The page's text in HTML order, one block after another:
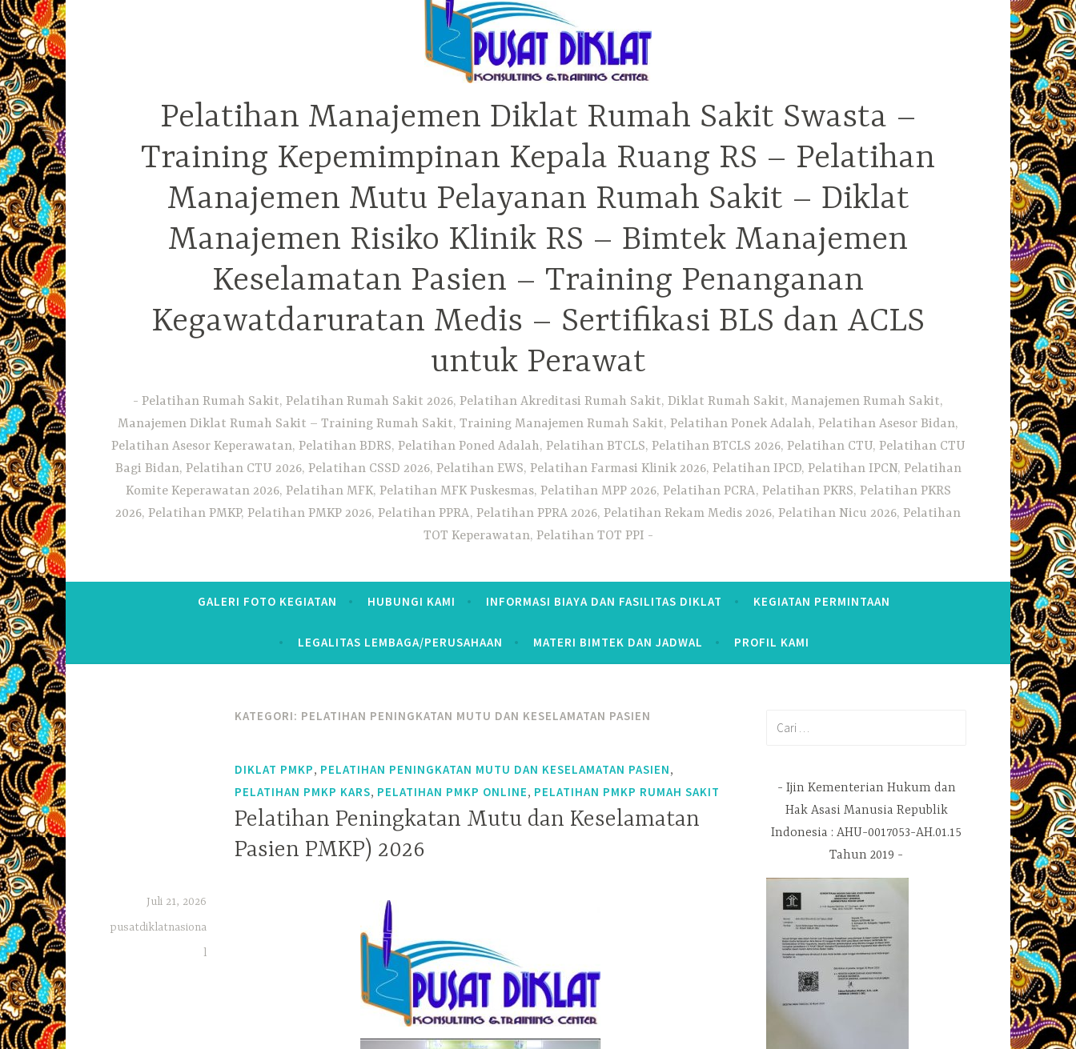
Pelatihan Manajemen Diklat Rumah Sakit Swasta –
Training Kepemimpinan Kepala Ruang RS – Pelatihan
Manajemen Mutu Pelayanan Rumah Sakit – Diklat
Manajemen Risiko Klinik RS – Bimtek Manajemen
Keselamatan Pasien – Training Penanganan
Kegawatdaruratan Medis – Sertifikasi BLS dan ACLS
untuk Perawat
Pelatihan Rumah Sakit, Pelatihan Rumah Sakit 2026, Pelatihan Akreditasi Rumah Sakit, Diklat Rumah Sakit, Manajemen Rumah Sakit,
Manajemen Diklat Rumah Sakit – Training Rumah Sakit, Training Manajemen Rumah Sakit, Pelatihan Ponek Adalah, Pelatihan Asesor Bidan,
Pelatihan Asesor Keperawatan, Pelatihan BDRS, Pelatihan Poned Adalah, Pelatihan BTCLS, Pelatihan BTCLS 2026, Pelatihan CTU, Pelatihan CTU
Bagi Bidan, Pelatihan CTU 2026, Pelatihan CSSD 2026, Pelatihan EWS, Pelatihan Farmasi Klinik 2026, Pelatihan IPCD, Pelatihan IPCN, Pelatihan
Komite Keperawatan 2026, Pelatihan MFK, Pelatihan MFK Puskesmas, Pelatihan MPP 2026, Pelatihan PCRA, Pelatihan PKRS, Pelatihan PKRS
2026, Pelatihan PMKP, Pelatihan PMKP 2026, Pelatihan PPRA, Pelatihan PPRA 2026, Pelatihan Rekam Medis 2026, Pelatihan Nicu 2026, Pelatihan
TOT Keperawatan, Pelatihan TOT PPI
GALERI FOTO KEGIATAN HUBUNGI KAMI INFORMASI BIAYA DAN FASILITAS DIKLAT KEGIATAN PERMINTAAN
LEGALITAS LEMBAGA/PERUSAHAAN MATERI BIMTEK DAN JADWAL PROFIL KAMI
KATEGORI: PELATIHAN PENINGKATAN MUTU DAN KESELAMATAN PASIEN
DIKLAT PMKP, PELATIHAN PENINGKATAN MUTU DAN KESELAMATAN PASIEN,
PELATIHAN PMKP KARS, PELATIHAN PMKP ONLINE, PELATIHAN PMKP RUMAH SAKIT
Pelatihan Peningkatan Mutu dan Keselamatan
Pasien PMKP) 2026
Juli 21, 2026
pusatdiklatnasiona
l
Ijin Kementerian Hukum dan
Hak Asasi Manusia Republik
Indonesia : AHU-0017053-AH.01.15
Tahun 2019